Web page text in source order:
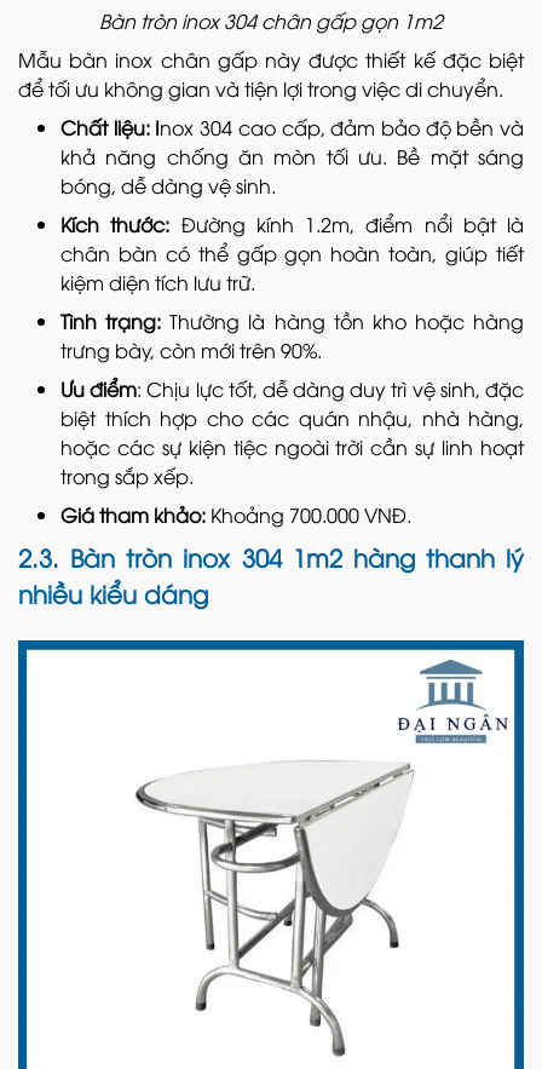
Bàn tròn inox 304 chân gấp gọn 1m2
Mẫu bàn inox chân gấp này được thiết kế đặc biệt
để tối ưu không gian và tiện lợi trong việc di chuyển.
Chất liệu: Inox 304 cao cấp, đảm bảo độ bền và
khả năng chống ăn mòn tối ưu. Bề mặt sáng
bóng, dễ dàng vệ sinh.
Kích thước: Đường kính 1.2m, điểm nổi bật là
chân bàn có thể gấp gọn hoàn toàn, giúp tiết
kiệm diện tích lưu trữ.
Tình trạng:Thường là hàng tồn kho hoặc hàng
trưng bày, còn mới trên 90%.
Ưu điểm: Chịu lực tốt, dễ dàng duy trì vệ sinh, đặc
biệt thích hợp cho các quán nhậu, nhà hàng,
hoặc các sự kiện tiệc ngoài trời cần sự linh hoạt
trong sắp xếp.
Giá tham khảo: Khoảng 700.000 VNĐ.
2.3. Bàn tròn inox 304 1m2 hàng thanh lý
nhiều kiểu dáng